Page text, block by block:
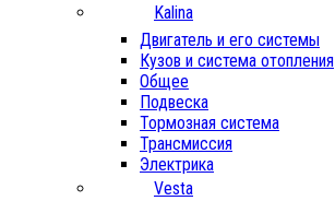
Kalina
Двигатель и его системы
Кузов и система отопления
Общее
Подвеска
Тормозная система
Трансмиссия
Электрика
Vesta